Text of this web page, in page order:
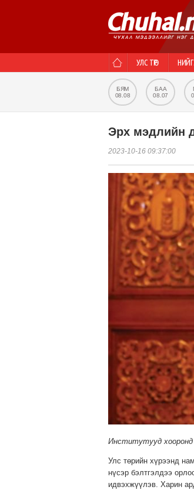
УЛС ТӨР
БЯМ
08.08
БАА
08.07
Эрх мэдлийн
2023-10-16 09:37:00
Институтууд хооронд
Улс төрийн хүрээнд
нүсэр бэлтгэлдээ
идвэхжүүлэв. Харин